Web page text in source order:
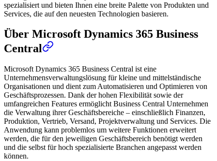
spezialisiert und bieten Ihnen eine breite Palette von Produkten und
Services, die auf den neuesten Technologien basieren.
Über Microsoft Dynamics 365 Business
Central
Microsoft Dynamics 365 Business Central ist eine
Unternehmensverwaltungslösung für kleine und mittelständische
Organisationen und dient zum Automatisieren und Optimieren von
Geschäftsprozessen. Dank der hohen Flexibilität sowie der
umfangreichen Features ermöglicht Business Central Unternehmen
die Verwaltung ihrer Geschäftsbereiche – einschließlich Finanzen,
Produktion, Vertrieb, Versand, Projektverwaltung und Services. Die
Anwendung kann problemlos um weitere Funktionen erweitert
werden, die für den jeweiligen Geschäftsbereich benötigt werden
und die selbst für hoch spezialisierte Branchen angepasst werden
können.